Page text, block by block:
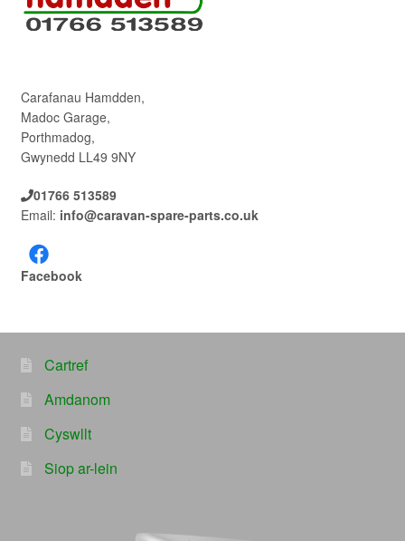
Carafanau Hamdden,
Madoc Garage,
Porthmadog,
Gwynedd LL49 9NY
01766 513589
Email: info@caravan-spare-parts.co.uk
Facebook
Cartref
Amdanom
Cyswllt
Siop ar-lein